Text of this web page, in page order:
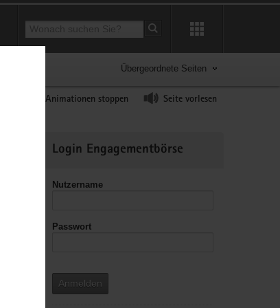
Suchbegriff
Suche starten
Übergeordnete Seiten
Animationen stoppen Seite vorlesen
Informationen
Login Engagementbörse
Nutzername
Passwort
Anmelden